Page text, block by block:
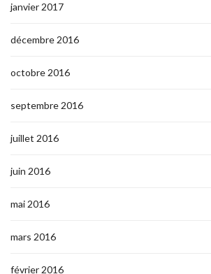
janvier 2017
décembre 2016
octobre 2016
septembre 2016
juillet 2016
juin 2016
mai 2016
mars 2016
février 2016